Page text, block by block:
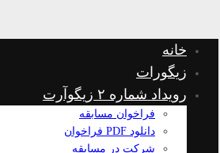
خانه
زیگورات
رویداد شماره ۲ زیگوآرت
فراخوان مسابقه
دانلود PDF فراخوان
شرکت در مسابقه